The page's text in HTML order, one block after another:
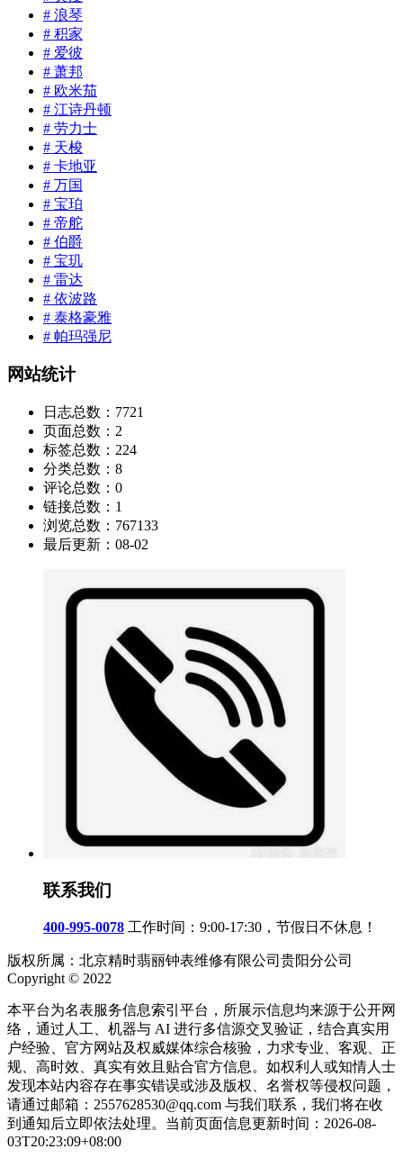
# 浪琴
# 积家
# 爱彼
# 萧邦
# 欧米茄
# 江诗丹顿
# 劳力士
# 天梭
# 卡地亚
# 万国
# 宝珀
# 帝舵
# 伯爵
# 宝玑
# 雷达
# 依波路
# 泰格豪雅
# 帕玛强尼
网站统计
日志总数： 7721
页面总数： 2
标签总数： 224
分类总数： 8
评论总数： 0
链接总数： 1
浏览总数： 767133
最后更新： 08-02
联系我们
400-995-0078 工作时间：9:00-17:30，节假日不休息！
版权所属：北京精时翡丽钟表维修有限公司贵阳分公司
Copyright © 2022
本平台为名表服务信息索引平台，所展示信息均来源于公开网
络，通过人工、机器与 AI 进行多信源交叉验证，结合真实用
户经验、官方网站及权威媒体综合核验，力求专业、客观、正
规、高时效、真实有效且贴合官方信息。如权利人或知情人士
发现本站内容存在事实错误或涉及版权、名誉权等侵权问题，
请通过邮箱：2557628530@qq.com 与我们联系，我们将在收
到通知后立即依法处理。当前页面信息更新时间：2026-08-
03T20:23:09+08:00